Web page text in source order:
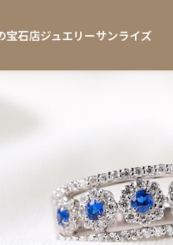
宝石店ジュエリーサンライズ